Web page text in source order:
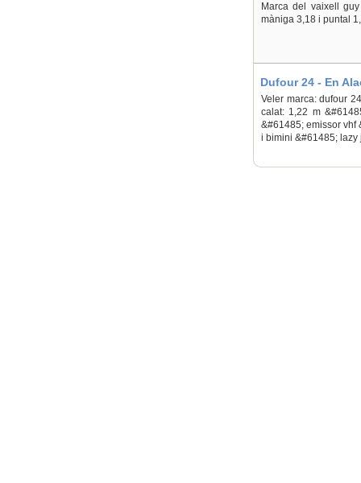
Marca del vaixell
màniga 3,18 i puntal
Dufour 24 - En
Veler marca: dufour
calat: 1,22 m
&#61485; emissor vhf
i bimini &#61485; lazy